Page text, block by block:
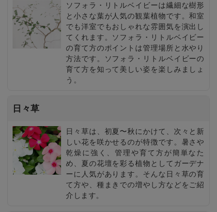
ソフォラ・リトルベイビーは繊細な樹形
と小さな葉が人気の観葉植物です。和室
でも洋室でもおしゃれな雰囲気を演出し
てくれます。ソフォラ・リトルベイビー
の育て方のポイントは管理場所と水やり
方法です。ソフォラ・リトルベイビーの
育て方を知って美しい姿を楽しみましょ
う。
日々草
日々草は、初夏〜秋にかけて、次々と新
しい花を咲かせるのが特徴です。暑さや
乾燥に強く、管理や育て方が簡単なた
め、夏の花壇を彩る植物としてガーデナ
ーに人気があります。そんな日々草の育
て方や、種まきでの増やし方などをご紹
介します。